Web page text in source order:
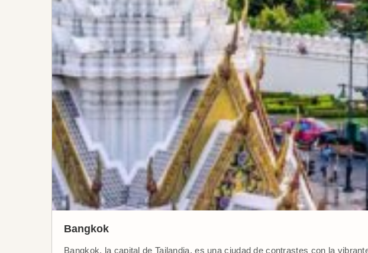
Bangkok
Bangkok, la capital de Tailandia, es una ciudad de contrastes con la